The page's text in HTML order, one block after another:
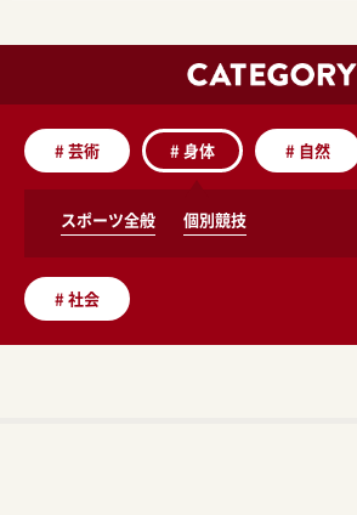
#芸術 #身体
スポーツ全般 個別競技
# 自然
#社会